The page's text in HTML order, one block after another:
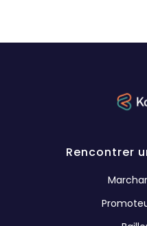
Rencontrer